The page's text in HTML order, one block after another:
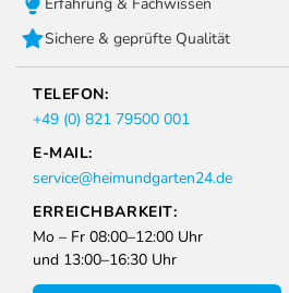
Sichere & geprüfte Qualität
TELEFON:
+49 (0) 821 79500 001
E-MAIL:
service@heimundgarten24.de
ERREICHBARKEIT:
Mo – Fr 08:00–12:00 Uhr
und 13:00–16:30 Uhr